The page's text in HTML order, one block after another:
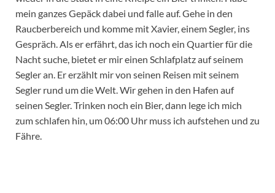
mein ganzes Gepäck dabei und falle auf. Gehe in den
Raucberbereich und komme mit Xavier, einem Segler, ins
Gespräch. Als er erfährt, das ich noch ein Quartier für die
Nacht suche, bietet er mir einen Schlafplatz auf seinem
Segler an. Er erzählt mir von seinen Reisen mit seinem
Segler rund um die Welt. Wir gehen in den Hafen auf
seinen Segler. Trinken noch ein Bier, dann lege ich mich
zum schlafen hin, um 06:00 Uhr muss ich aufstehen und zu
Fähre.